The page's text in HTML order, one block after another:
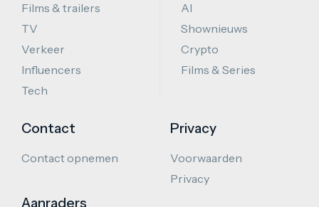
Films & trailers
TV
Verkeer
Influencers
Tech
AI
Shownieuws
Crypto
Films & Series
Contact
Contact opnemen
Aanraders
Privacy
Voorwaarden
Privacy